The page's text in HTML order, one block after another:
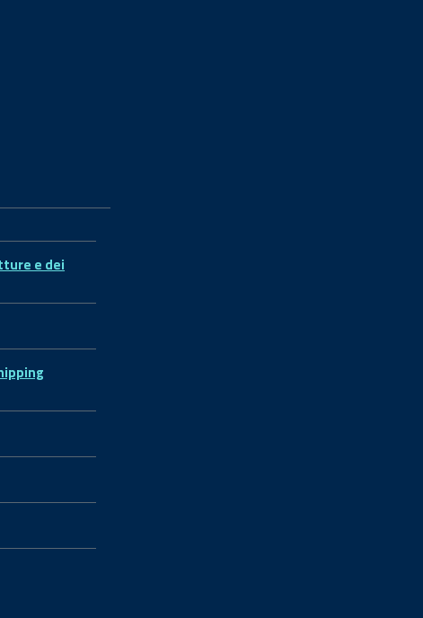
e dei